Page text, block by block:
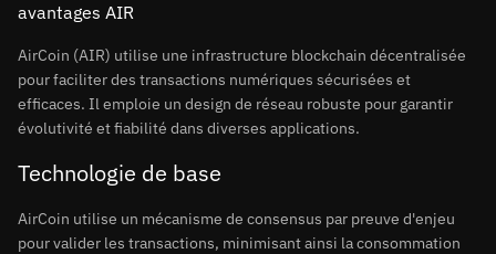
avantages AIR
AirCoin (AIR) utilise une infrastructure blockchain décentralisée
pour faciliter des transactions numériques sécurisées et
efficaces. Il emploie un design de réseau robuste pour garantir
évolutivité et fiabilité dans diverses applications.
Technologie de base
AirCoin utilise un mécanisme de consensus par preuve d'enjeu
pour valider les transactions, minimisant ainsi la consommation